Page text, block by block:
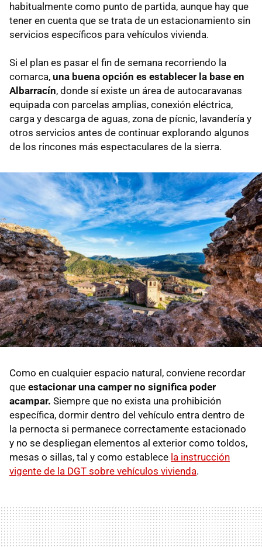
habitualmente como punto de partida, aunque hay que
tener en cuenta que se trata de un estacionamiento sin
servicios específicos para vehículos vivienda.
Si el plan es pasar el fin de semana recorriendo la
comarca, una buena opción es establecer la base en
Albarracín, donde sí existe un área de autocaravanas
equipada con parcelas amplias, conexión eléctrica,
carga y descarga de aguas, zona de pícnic, lavandería y
otros servicios antes de continuar explorando algunos
de los rincones más espectaculares de la sierra.
Como en cualquier espacio natural, conviene recordar
que estacionar una camper no significa poder
acampar. Siempre que no exista una prohibición
específica, dormir dentro del vehículo entra dentro de
la pernocta si permanece correctamente estacionado
y no se despliegan elementos al exterior como toldos,
mesas o sillas, tal y como establece la instrucción
vigente de la DGT sobre vehículos vivienda.